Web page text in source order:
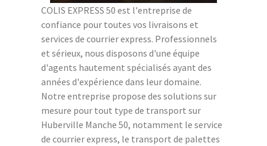
COLIS EXPRESS 50 est l'entreprise de
confiance pour toutes vos livraisons et
services de courrier express. Professionnels
et sérieux, nous disposons d'une équipe
d'agents hautement spécialisés ayant des
années d'expérience dans leur domaine.
Notre entreprise propose des solutions sur
mesure pour tout type de transport sur
Huberville Manche 50, notamment le service
de courrier express, le transport de palettes